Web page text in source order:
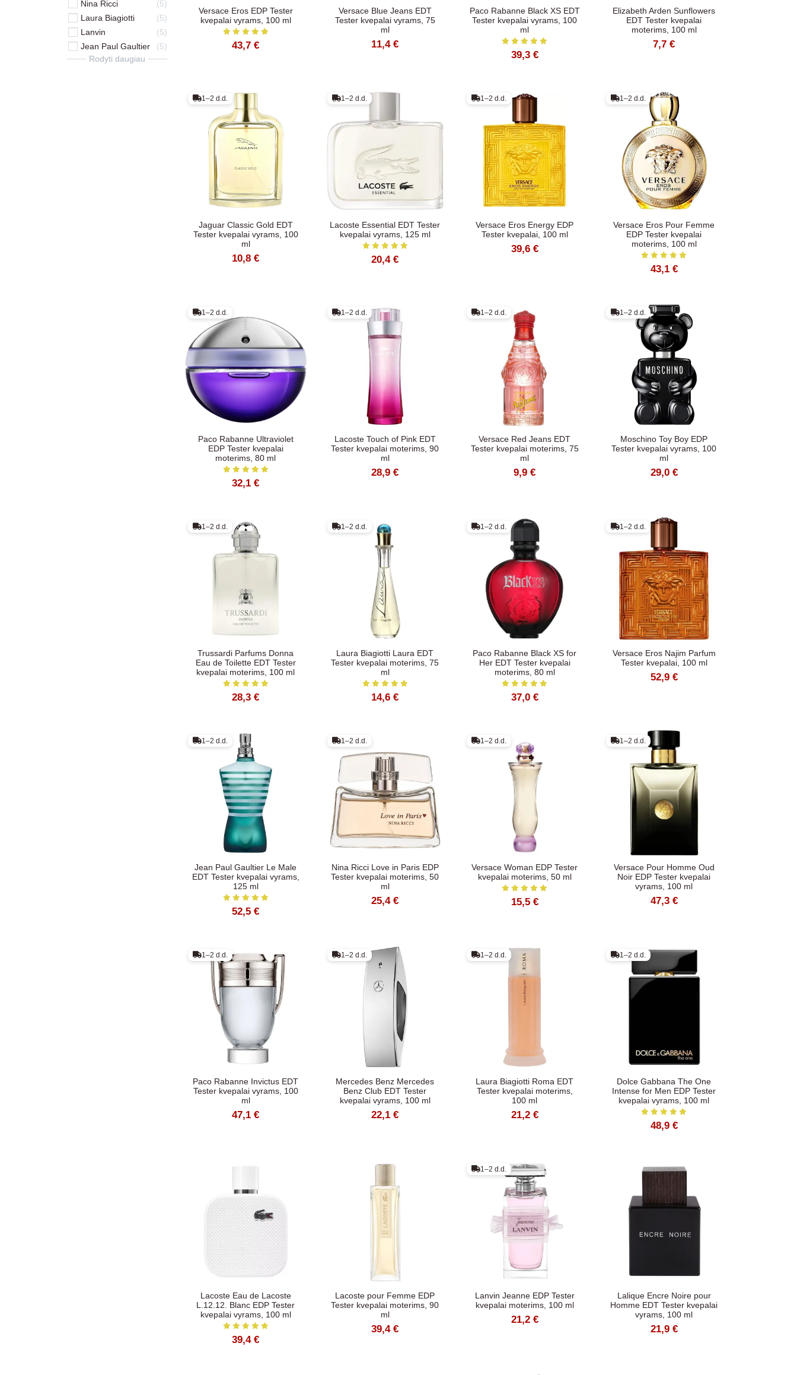
Versace Eros EDP Tester
kvepalai vyrams, 100 ml
43,7 €
Versace Blue Jeans EDT
Tester kvepalai vyrams, 75
ml
11,4 €
Paco Rabanne Black XS EDT
Tester kvepalai vyrams, 100
ml
39,3 €
Elizabeth Arden Sunflowers
EDT Tester kvepalai
moterims, 100 ml
7,7 €
1–2 d.d.
Jaguar Classic Gold EDT
Tester kvepalai vyrams, 100
ml
10,8 €
1–2 d.d.
Lacoste Essential EDT Tester
kvepalai vyrams, 125 ml
20,4 €
1–2 d.d.
Versace Eros Energy EDP
Tester kvepalai, 100 ml
39,6 €
1–2 d.d.
Versace Eros Pour Femme
EDP Tester kvepalai
moterims, 100 ml
43,1 €
1–2 d.d.
Paco Rabanne Ultraviolet
EDP Tester kvepalai
moterims, 80 ml
32,1 €
1–2 d.d.
Lacoste Touch of Pink EDT
Tester kvepalai moterims, 90
ml
28,9 €
1–2 d.d.
Versace Red Jeans EDT
Tester kvepalai moterims, 75
ml
9,9 €
1–2 d.d.
Moschino Toy Boy EDP
Tester kvepalai vyrams, 100
ml
29,0 €
1–2 d.d.
Trussardi Parfums Donna
Eau de Toilette EDT Tester
kvepalai moterims, 100 ml
28,3 €
1–2 d.d.
Laura Biagiotti Laura EDT
Tester kvepalai moterims, 75
ml
14,6 €
1–2 d.d.
Paco Rabanne Black XS for
Her EDT Tester kvepalai
moterims, 80 ml
37,0 €
1–2 d.d.
Versace Eros Najim Parfum
Tester kvepalai, 100 ml
52,9 €
1–2 d.d.
Jean Paul Gaultier Le Male
EDT Tester kvepalai vyrams,
125 ml
52,5 €
1–2 d.d.
Nina Ricci Love in Paris EDP
Tester kvepalai moterims, 50
ml
25,4 €
1–2 d.d.
Versace Woman EDP Tester
kvepalai moterims, 50 ml
15,5 €
1–2 d.d.
Versace Pour Homme Oud
Noir EDP Tester kvepalai
vyrams, 100 ml
47,3 €
1–2 d.d.
Paco Rabanne Invictus EDT
Tester kvepalai vyrams, 100
ml
47,1 €
1–2 d.d.
Mercedes Benz Mercedes
Benz Club EDT Tester
kvepalai vyrams, 100 ml
22,1 €
1–2 d.d.
Laura Biagiotti Roma EDT
Tester kvepalai moterims,
100 ml
21,2 €
1–2 d.d.
Dolce Gabbana The One
Intense for Men EDP Tester
kvepalai vyrams, 100 ml
48,9 €
Lacoste Eau de Lacoste
L.12.12. Blanc EDP Tester
kvepalai vyrams, 100 ml
39,4 €
Lacoste pour Femme EDP
Tester kvepalai moterims, 90
ml
39,4 €
1–2 d.d.
Lanvin Jeanne EDP Tester
kvepalai moterims, 100 ml
21,2 €
Lalique Encre Noire pour
Homme EDT Tester kvepalai
vyrams, 100 ml
21,9 €
Nina Ricci
5
Laura Biagiotti
5
Lanvin
5
Jean Paul Gaultier
5
Rodyti daugiau